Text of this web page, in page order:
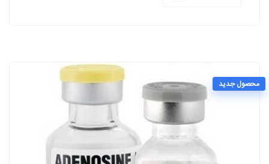
محصول جدید